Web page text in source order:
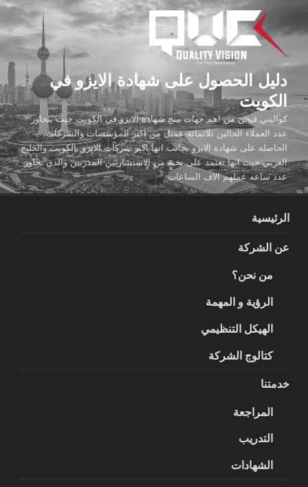
المحتوى
دليل الحصول على شهادة الايزو في
الكويت
كواليتي فيجن من اهم جهات منح شهادة الايزو في الكويت حيث يتجاوز
عدد العملاء الحالين ثلاثمائة عميل من اكبر المؤسسات والشركات
الحاصله على شهادة الايزو بجانب انها اكبر شركات الايزو بالكويت والخليج
العربي حيث انها تعتمد على نخبة من الاستشاريين المدربين والذي تجاوز
عدد ساعه عملهم الاف الساعات
الرئيسية
عن الشركة
من نحن؟
الرؤية و المهمة
الهيكل التنظيمي
كتالوج الشركة
خدمتنا
المراجعة
التدريب
الشهادات